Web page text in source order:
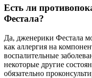
Есть ли
Фестала?
Да, дженерики Фестала
как аллергия на
воспалительные
некоторые другие
обязательно